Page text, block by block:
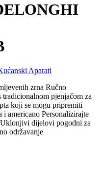
Aparati
zrna Ručno
pjenjačom za
koji se mogu pripremiti
i americano Personalizirajte
dijelovi pogodni za
održavanje